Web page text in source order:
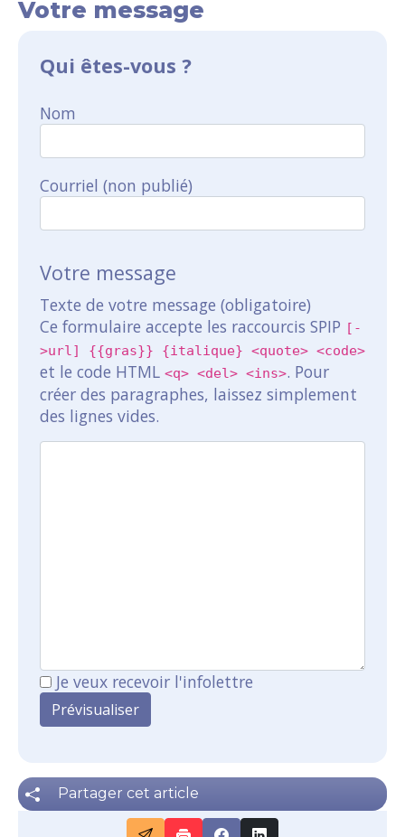
Votre message
Qui êtes-vous ?
Nom
Courriel (non publié)
Votre message
Texte de votre message (obligatoire)
Ce formulaire accepte les raccourcis SPIP [-
>url] {{gras}} {italique} <quote> <code>
et le code HTML <q> <del> <ins>. Pour
créer des paragraphes, laissez simplement
des lignes vides.
Je veux recevoir l'infolettre
Partager cet article